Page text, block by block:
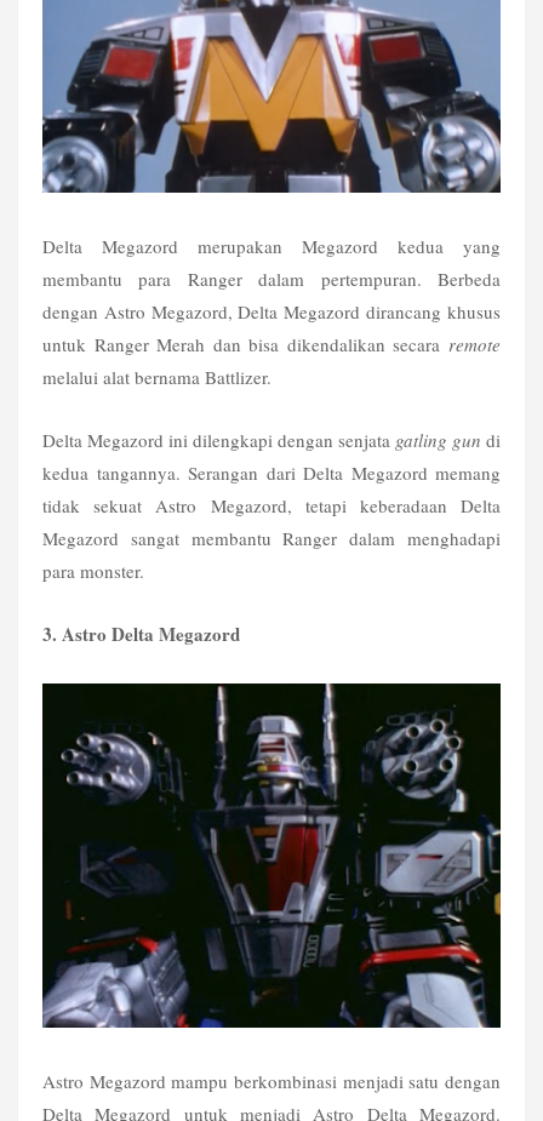
Delta Megazord merupakan Megazord kedua yang
membantu para Ranger dalam pertempuran. Berbeda
dengan Astro Megazord, Delta Megazord dirancang khusus
untuk Ranger Merah dan bisa dikendalikan secara remote
melalui alat bernama Battlizer.
Delta Megazord ini dilengkapi dengan senjata gatling gun di
kedua tangannya. Serangan dari Delta Megazord memang
tidak sekuat Astro Megazord, tetapi keberadaan Delta
Megazord sangat membantu Ranger dalam menghadapi
para monster.
3. Astro Delta Megazord
Astro Megazord mampu berkombinasi menjadi satu dengan
Delta Megazord untuk menjadi Astro Delta Megazord.